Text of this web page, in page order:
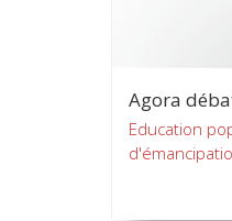
Agora
Education